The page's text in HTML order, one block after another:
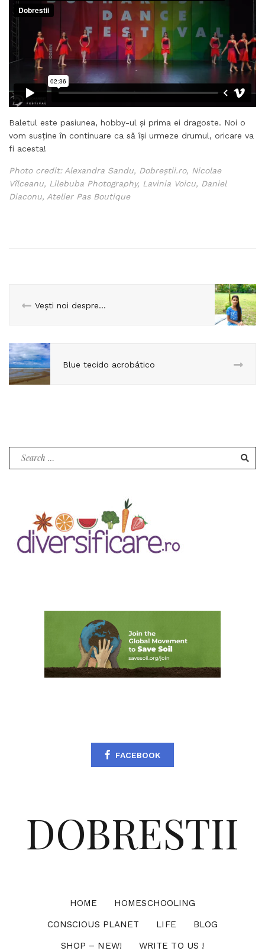
Baletul este pasiunea, hobby-ul și prima ei dragoste. Noi o
vom susține în continuare ca să își urmeze drumul, oricare va
fi acesta!
Photo credit: Alexandra Sandu, Dobreștii.ro, Nicolae
Vîlceanu, Lilebuba Photography, Lavinia Voicu, Daniel
Diaconu, Atelier Pas Boutique
Vești noi despre…
Blue tecido acrobático
Search
FACEBOOK
DOBRESTII
HOME
HOMESCHOOLING
CONSCIOUS PLANET
LIFE
BLOG
SHOP – NEW!
WRITE TO US !